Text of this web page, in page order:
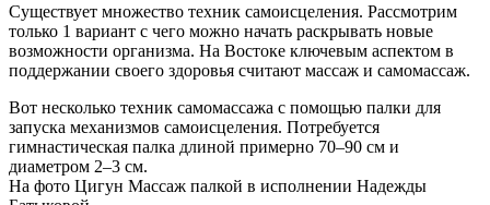
Существует множество техник самоисцеления. Рассмотрим
только 1 вариант с чего можно начать раскрывать новые
возможности организма. На Востоке ключевым аспектом в
поддержании своего здоровья считают массаж и самомассаж.
Вот несколько техник самомассажа с помощью палки для
запуска механизмов самоисцеления. Потребуется
гимнастическая палка длиной примерно 70–90 см и
диаметром 2–3 см.
На фото Цигун Массаж палкой в исполнении Надежды